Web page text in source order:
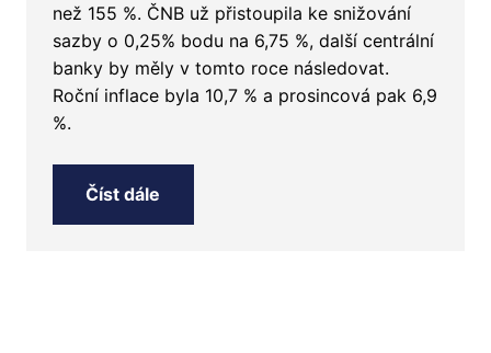
než 155 %. ČNB už přistoupila ke snižování
sazby o 0,25% bodu na 6,75 %, další centrální
banky by měly v tomto roce následovat.
Roční inflace byla 10,7 % a prosincová pak 6,9
%.
Číst dále